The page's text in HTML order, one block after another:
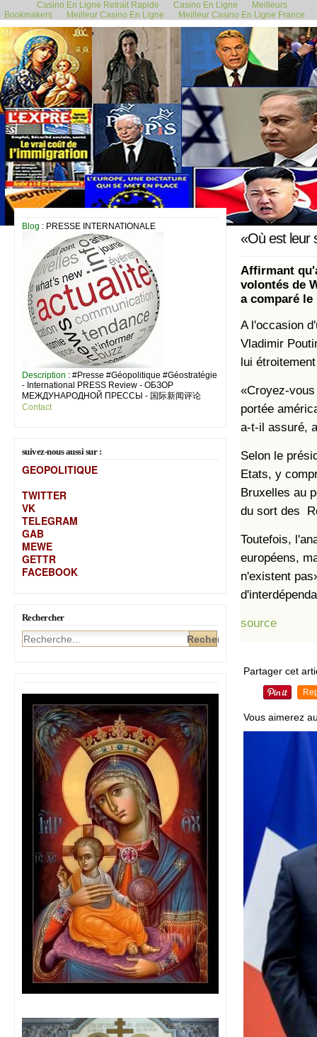
Casino En Ligne Retrait Rapide Casino En Ligne
Meilleurs
Bookmakers
Meilleur Casino En Ligne Meilleur Casino En Ligne France
Blog : PRESSE INTERNATIONALE
Description : #Presse #Géopolitique #Géostratégie
- International PRESS Review - ОБЗОР
МЕЖДУНАРОДНОЙ ПРЕССЫ - 国际新闻评论
Contact
suivez-nous aussi sur :
GEOPOLITIQUE
TWITTER
VK
TELEGRAM
GAB
MEWE
GETTR
FACEBOOK
Rechercher
16 février 2019
«Où est leur
Affirmant
volontés de
a comparé le
A l'occasion
Vladimir
lui
«Croyez-
portée
a-t-il assuré,
Selon le
Etats, y
Bruxelles au
du sort des
Toutefois,
européens,
n'existent
source
Partager cet
Vous aimerez